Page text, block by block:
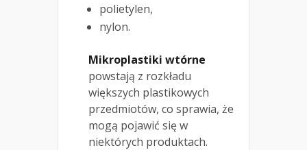
polietylen,
nylon.
Mikroplastiki wtórne
powstają z rozkładu
większych plastikowych
przedmiotów, co sprawia, że
mogą pojawić się w
niektórych produktach.